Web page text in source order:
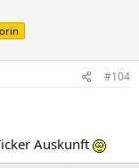
#104
Auskunft